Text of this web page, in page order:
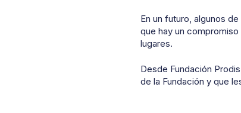
En un futuro, algunos
que hay un
lugares.
Desde Fundación
de la Fundación y que